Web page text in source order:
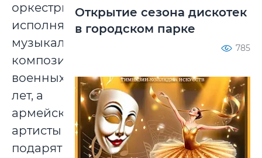
оркестры
исполнят
музыкальные
композиции
военных
лет, а
армейские
артисты
подарят
Открытие сезона дискотек
в городском парке
785